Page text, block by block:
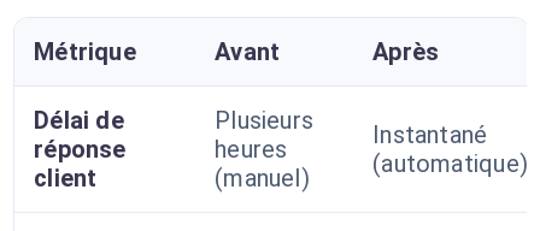
Métrique Avant Après
Délai de
réponse
client
Plusieurs
heures
(manuel)
Instantané
(automatique)